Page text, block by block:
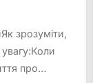
зрозуміти,
про…